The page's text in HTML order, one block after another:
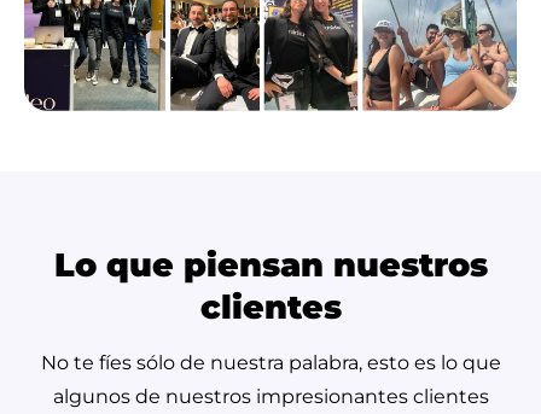
Lo que piensan nuestros
clientes
No te fíes sólo de nuestra palabra, esto es lo que
algunos de nuestros impresionantes clientes